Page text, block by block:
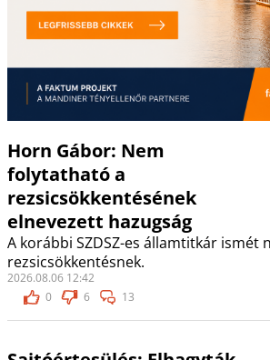
Horn Gábor: Nem
folytatható a
rezsicsökkentésének
elnevezett hazugság
A korábbi SZDSZ-es államtitkár ismét
rezsicsökkentésnek.
2026.08.06 12:42
0
6 13